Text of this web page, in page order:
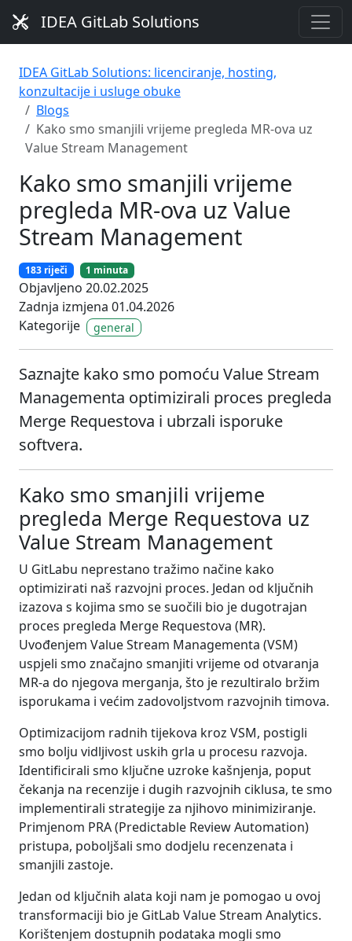
IDEA GitLab Solutions
IDEA GitLab Solutions: licenciranje, hosting,
konzultacije i usluge obuke
Blogs
Kako smo smanjili vrijeme pregleda MR-ova uz
Value Stream Management
Kako smo smanjili vrijeme
pregleda MR-ova uz Value
Stream Management
183 riječi 1 minuta
Objavljeno 20.02.2025
Zadnja izmjena 01.04.2026
Kategorije
general
Saznajte kako smo pomoću Value Stream
Managementa optimizirali proces pregleda
Merge Requestova i ubrzali isporuke
softvera.
Kako smo smanjili vrijeme
pregleda Merge Requestova uz
Value Stream Management
U GitLabu neprestano tražimo načine kako
optimizirati naš razvojni proces. Jedan od ključnih
izazova s kojima smo se suočili bio je dugotrajan
proces pregleda Merge Requestova (MR).
Uvođenjem Value Stream Managementa (VSM)
uspjeli smo značajno smanjiti vrijeme od otvaranja
MR-a do njegova merganja, što je rezultiralo bržim
isporukama i većim zadovoljstvom razvojnih timova.
Optimizacijom radnih tijekova kroz VSM, postigli
smo bolju vidljivost uskih grla u procesu razvoja.
Identificirali smo ključne uzroke kašnjenja, poput
čekanja na recenzije i dugih razvojnih ciklusa, te smo
implementirali strategije za njihovo minimiziranje.
Primjenom PRA (Predictable Review Automation)
pristupa, poboljšali smo dodjelu recenzenata i
smanjili zastoje.
Jedan od ključnih alata koji nam je pomogao u ovoj
transformaciji bio je GitLab Value Stream Analytics.
Korištenjem dostupnih podataka mogli smo